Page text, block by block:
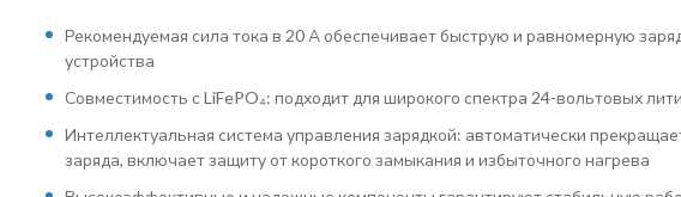
Рекомендуемая сила тока в 20 А обеспечивает быструю и равномерную
устройства
Совместимость с LiFePO₄: подходит для широкого спектра 24-вольтовых
Интеллектуальная система управления зарядкой: автоматически
заряда, включает защиту от короткого замыкания и избыточного нагрева